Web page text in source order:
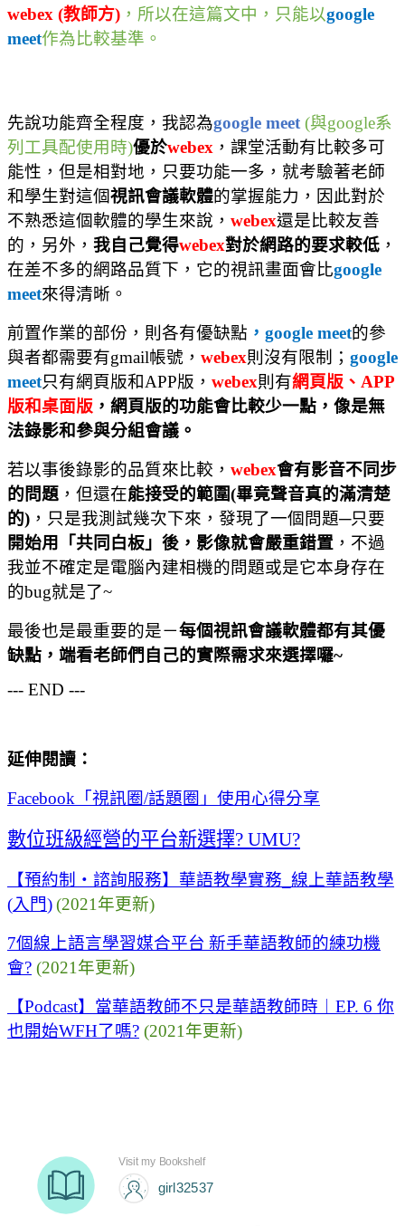
webex (教師方) ，所以在這篇文中，只能以google
meet作為比較基準。
先說功能齊全程度，我認為google meet (與google系
列工具配使用時)優於webex ，課堂活動有比較多可
能性，但是相對地，只要功能一多，就考驗著老師
和學生對這個視訊會議軟體的掌握能力，因此對於
不熟悉這個軟體的學生來說， webex還是比較友善
的，另外， 我自己覺得webex對於網路的要求較低 ，
在差不多的網路品質下，它的視訊畫面會比google
meet來得清晰。
前置作業的部份，則各有優缺點 ， google meet的參
與者都需要有gmail帳號， webex則沒有限制； google
meet只有網頁版和APP版， webex則有網頁版 、 APP
版和桌面版 ，網頁版的功能會比較少一點，像是無
法錄影和參與分組會議。
若以事後錄影的品質來比較， webex會有影音不同步
的問題 ，但還在能接受的範圍(畢竟聲音真的滿清楚
的) ，只是我測試幾次下來，發現了一個問題─只要
開始用「共同白板」後，影像就會嚴重錯置 ，不過
我並不確定是電腦內建相機的問題或是它本身存在
的bug就是了~
最後也是最重要的是－每個視訊會議軟體都有其優
缺點，端看老師們自己的實際需求來選擇囉~
--- END ---
延伸閱讀 ：
Facebook 「視訊圈/話題圈」使用心得分享
數位班級經營的平台新選擇? UMU?
【預約制・諮詢服務】華語教學實務 線上華語教學
(入門)(2021年更新)
7個線上語言學習媒合平台 新手華語教師的練功機
會? (2021年更新)
【Podcast】當華語教師不只是華語教師時︱ EP. 6 你
也開始WFH了嗎? (2021年更新)